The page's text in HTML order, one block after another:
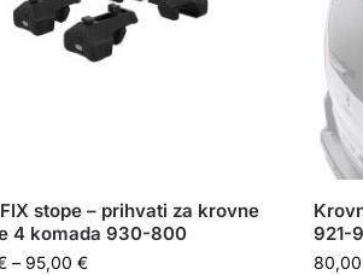
stope – prihvati za krovne
4 komada 930-800
– 95,00 €
921-
80,00